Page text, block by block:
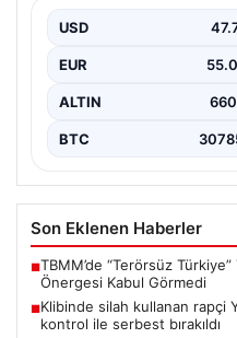
USD
EUR
ALTIN
BTC
Son Eklenen Haberler
■TBMM’de “Terörsüz Türkiye”
Önergesi Kabul Görmedi
■Klibinde silah kullanan rapçi
kontrol ile serbest bırakıldı